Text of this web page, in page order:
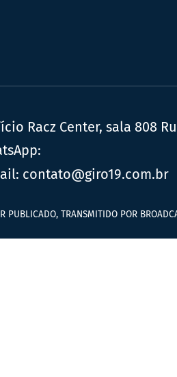
Racz Center, sala 808
contato@giro19.com.br
TRANSMITIDO POR